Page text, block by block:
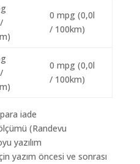
0 mpg (0,0l
/ 100km)
0 mpg (0,0l
/ 100km)
iade
(Randevu
yazılım
yazım öncesi ve sonrası